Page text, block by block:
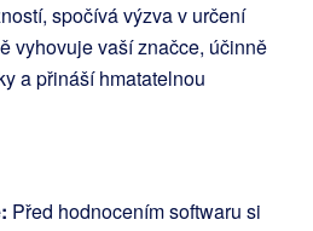
spočívá výzva v určení
vyhovuje vaší značce, účinně
a přináší hmatatelnou
Před hodnocením softwaru si